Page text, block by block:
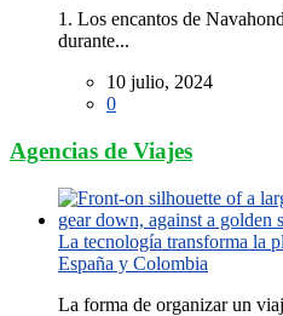
1. Los encantos de
durante...
10 julio, 2024
0
Agencias de Viajes
La tecnología transforma la
España y Colombia
La forma de organizar un